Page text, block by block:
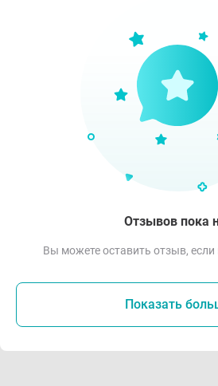
Отзывов пока
Вы можете оставить отзыв, если
Показать